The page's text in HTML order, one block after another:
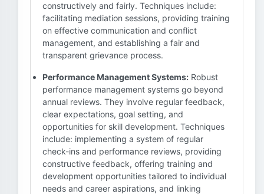
constructively and fairly. Techniques include:
facilitating mediation sessions, providing training
on effective communication and conflict
management, and establishing a fair and
transparent grievance process.
Performance Management Systems: Robust
performance management systems go beyond
annual reviews. They involve regular feedback,
clear expectations, goal setting, and
opportunities for skill development. Techniques
include: implementing a system of regular
check-ins and performance reviews, providing
constructive feedback, offering training and
development opportunities tailored to individual
needs and career aspirations, and linking